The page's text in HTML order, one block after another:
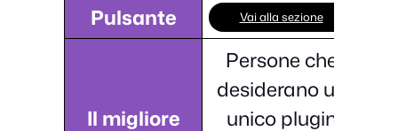
Pulsante Vai alla sezione
Il migliore
Persone che
desiderano un
unico plugin